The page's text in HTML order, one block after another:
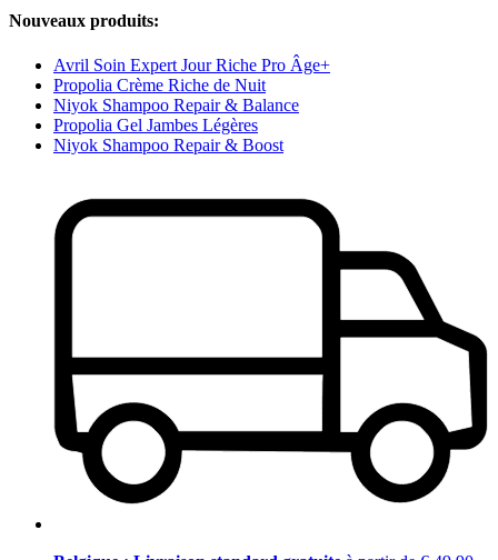
Nouveaux produits:
Avril Soin Expert Jour Riche Pro Âge+
Propolia Crème Riche de Nuit
Niyok Shampoo Repair & Balance
Propolia Gel Jambes Légères
Niyok Shampoo Repair & Boost